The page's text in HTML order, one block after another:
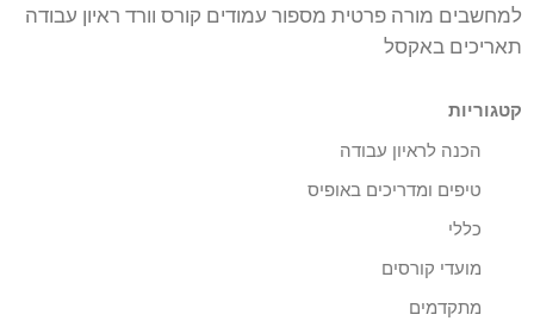
למחשבים מורה פרטית מספור עמודים קורס וורד ראיון עבודה
תאריכים באקסל
קטגוריות
הכנה לראיון עבודה
טיפים ומדריכים באופיס
כללי
מועדי קורסים
מתקדמים